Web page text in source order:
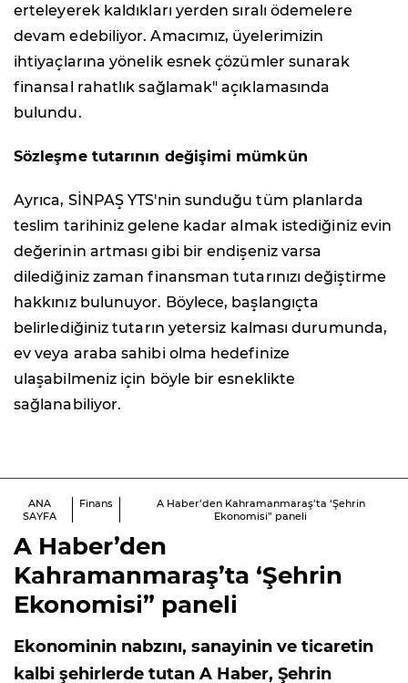
erteleyerek kaldıkları yerden sıralı ödemelere
devam edebiliyor. Amacımız, üyelerimizin
ihtiyaçlarına yönelik esnek çözümler sunarak
finansal rahatlık sağlamak"açıklamasında
bulundu.
Sözleşme tutarının değişimi mümkün
Ayrıca, SİNPAŞ YTS'nin sunduğu tüm planlarda
teslim tarihiniz gelene kadar almak istediğiniz evin
değerinin artması gibi bir endişeniz varsa
dilediğiniz zaman finansman tutarınızı değiştirme
hakkınız bulunuyor. Böylece, başlangıçta
belirlediğiniz tutarın yetersiz kalması durumunda,
ev veya araba sahibi olma hedefinize
ulaşabilmeniz için böyle bir esneklikte
sağlanabiliyor.
ANA
SAYFA
Finans
A Haber’den Kahramanmaraş’ta ‘Şehrin
Ekonomisi” paneli
A Haber’den
Kahramanmaraş’ta ‘Şehrin
Ekonomisi” paneli
Ekonominin nabzını, sanayinin ve ticaretin
kalbi şehirlerde tutan A Haber, Şehrin